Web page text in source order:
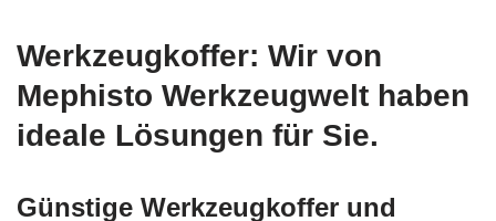
Werkzeugkoffer: Wir von
Mephisto Werkzeugwelt haben
ideale Lösungen für Sie.
Günstige Werkzeugkoffer und